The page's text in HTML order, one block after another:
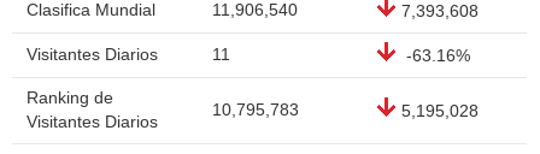
Clasifica Mundial 11,906,540 7,393,608
Visitantes Diarios 11 -63.16%
Ranking de
Visitantes Diarios
10,795,783 5,195,028